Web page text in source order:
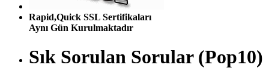
Rapid,Quick SSL Sertifikaları
Aynı Gün Kurulmaktadır
Sık Sorulan Sorular (Pop10)